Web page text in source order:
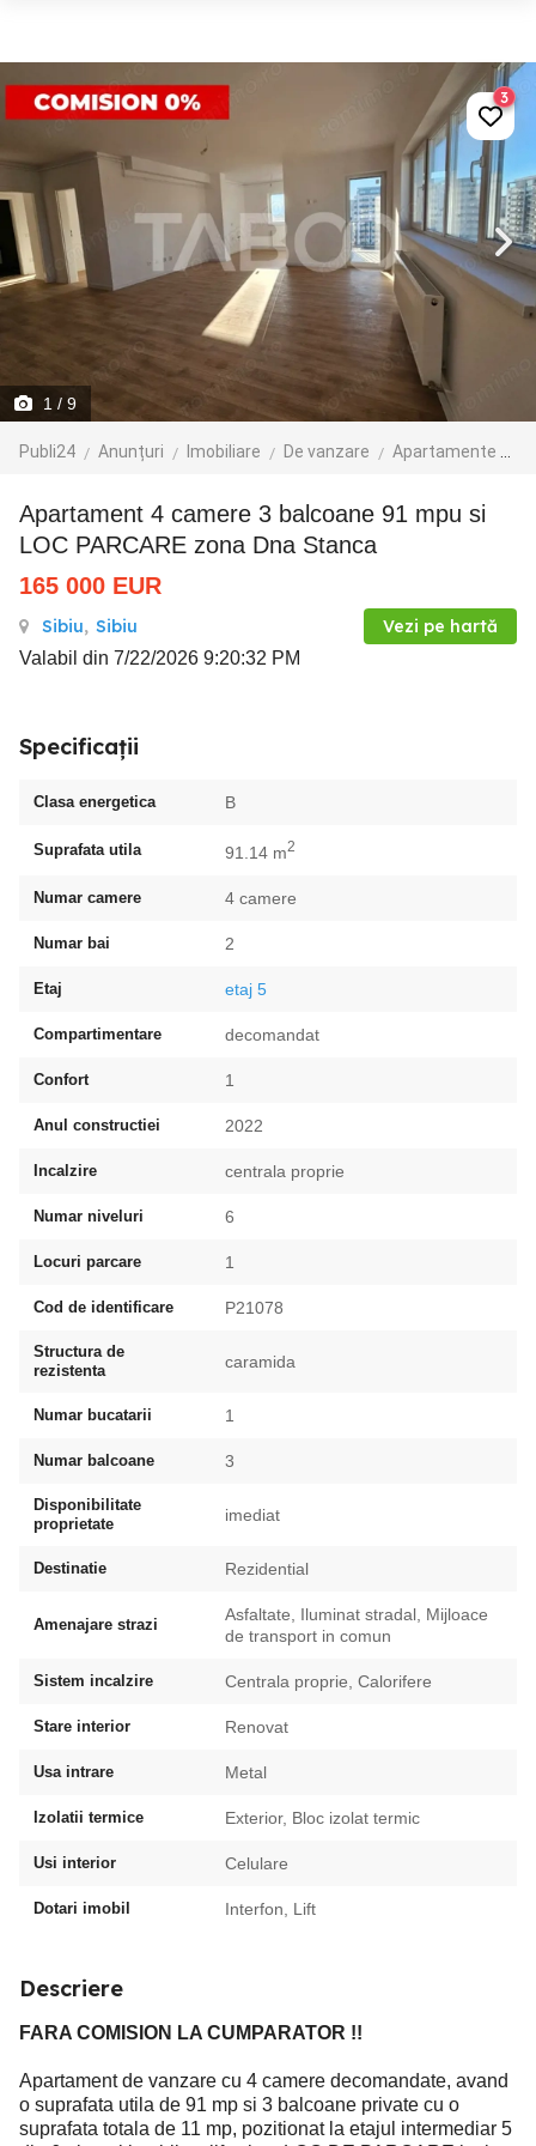
1 / 9
Publi24 Anunțuri Imobiliare De vanzare Apartamente de vanzare
3
Apartament 4 camere 3 balcoane 91 mpu si
LOC PARCARE zona Dna Stanca
165 000 EUR
Sibiu, Sibiu Vezi pe hartă
Valabil din 7/22/2026 9:20:32 PM
Specificații
Clasa energetica B
Suprafata utila 91.14 m2
Numar camere 4 camere
Numar bai 2
Etaj etaj 5
Compartimentare decomandat
Confort 1
Anul constructiei 2022
Incalzire centrala proprie
Numar niveluri 6
Locuri parcare 1
Cod de identificare P21078
Structura de
rezistenta
caramida
Numar bucatarii 1
Numar balcoane 3
Disponibilitate
proprietate
imediat
Destinatie Rezidential
Amenajare strazi
Asfaltate, Iluminat stradal, Mijloace
de transport in comun
Sistem incalzire Centrala proprie, Calorifere
Stare interior Renovat
Usa intrare Metal
Izolatii termice Exterior, Bloc izolat termic
Usi interior Celulare
Dotari imobil Interfon, Lift
Descriere
FARA COMISION LA CUMPARATOR !!
Apartament de vanzare cu 4 camere decomandate, avand
o suprafata utila de 91 mp si 3 balcoane private cu o
suprafata totala de 11 mp, pozitionat la etajul intermediar 5